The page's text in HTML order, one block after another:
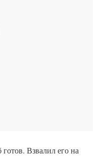
Взвалил его на